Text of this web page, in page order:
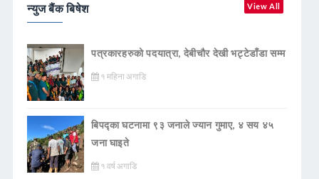
न्युज बैंक बिषेश View All
पत्रकारहरुको पदयात्रा, देबीचौर देखी भट्टेडाँडा सम्म
१ महिना अगाडि
बिपद्का घटनामा ९३ जनाले ज्यान गुमाए, ४ सय ४५
जना घाइते
१ वर्ष अगाडि